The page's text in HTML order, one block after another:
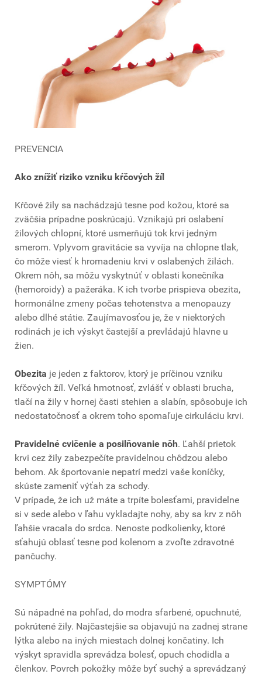
PREVENCIA
Ako znížiť riziko vzniku kŕčových žíl
Kŕčové žily sa nachádzajú tesne pod kožou, ktoré sa
zväčšia prípadne poskrúcajú. Vznikajú pri oslabení
žilových chlopní, ktoré usmerňujú tok krvi jedným
smerom. Vplyvom gravitácie sa vyvíja na chlopne tlak,
čo môže viesť k hromadeniu krvi v oslabených žilách.
Okrem nôh, sa môžu vyskytnúť v oblasti konečníka
(hemoroidy) a pažeráka. K ich tvorbe prispieva obezita,
hormonálne zmeny počas tehotenstva a menopauzy
alebo dlhé státie. Zaujímavosťou je, že v niektorých
rodinách je ich výskyt častejší a prevládajú hlavne u
žien.
Obezita je jeden z faktorov, ktorý je príčinou vzniku
kŕčových žíl. Veľká hmotnosť, zvlášť v oblasti brucha,
tlačí na žily v hornej časti stehien a slabín, spôsobuje ich
nedostatočnosť a okrem toho spomaľuje cirkuláciu krvi.
Pravidelné cvičenie a posilňovanie nôh. Ľahší prietok
krvi cez žily zabezpečíte pravidelnou chôdzou alebo
behom. Ak športovanie nepatrí medzi vaše koníčky,
skúste zameniť výťah za schody.
V prípade, že ich už máte a trpíte bolesťami, pravidelne
si v sede alebo v ľahu vykladajte nohy, aby sa krv z nôh
ľahšie vracala do srdca. Nenoste podkolienky, ktoré
sťahujú oblasť tesne pod kolenom a zvoľte zdravotné
pančuchy.
SYMPTÓMY
Sú nápadné na pohľad, do modra sfarbené, opuchnuté,
pokrútené žily. Najčastejšie sa objavujú na zadnej strane
lýtka alebo na iných miestach dolnej končatiny. Ich
výskyt spravidla sprevádza bolesť, opuch chodidla a
členkov. Povrch pokožky môže byť suchý a sprevádzaný